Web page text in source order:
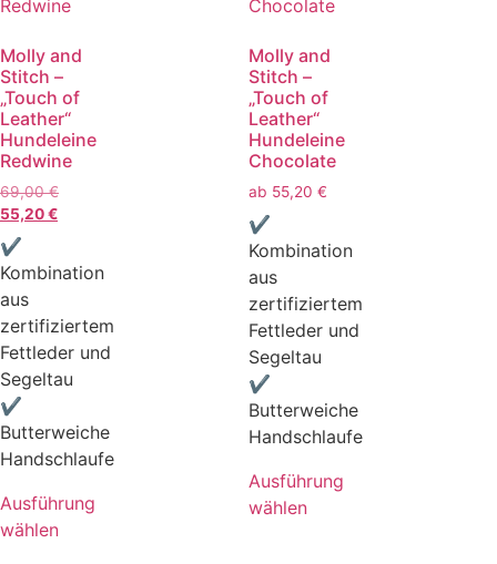
Molly and
Stitch –
„Touch of
Leather“
Hundeleine
Redwine
69,00€
55,20€
✔
Kombination
aus
zertifiziertem
Fettleder und
Segeltau
✔
Butterweiche
Handschlaufe
Ausführung
wählen
Molly and
Stitch –
„Touch of
Leather“
Hundeleine
Chocolate
ab 55,20 €
✔
Kombination
aus
zertifiziertem
Fettleder und
Segeltau
✔
Butterweiche
Handschlaufe
Ausführung
wählen